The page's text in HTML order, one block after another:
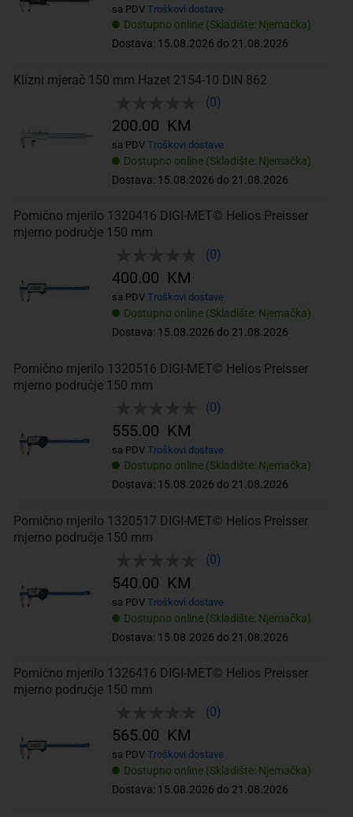
Dostupno online (Skladište: Njemačka)
Dostava: 15.08.2026 do 21.08.2026
sa PDV Troškovi dostave
Klizni mjerač 150 mm Hazet 2154-10 DIN 862
(0)
Dostupno online (Skladište: Njemačka)
Dostava: 15.08.2026 do 21.08.2026
200.00 KM
sa PDV Troškovi dostave
Pomično mjerilo 1320416 DIGI-MET© Helios Preisser
mjerno područje 150 mm
(0)
Dostupno online (Skladište: Njemačka)
Dostava: 15.08.2026 do 21.08.2026
400.00 KM
sa PDV Troškovi dostave
Pomično mjerilo 1320516 DIGI-MET© Helios Preisser
mjerno područje 150 mm
(0)
Dostupno online (Skladište: Njemačka)
Dostava: 15.08.2026 do 21.08.2026
555.00 KM
sa PDV Troškovi dostave
Pomično mjerilo 1320517 DIGI-MET© Helios Preisser
mjerno područje 150 mm
(0)
Dostupno online (Skladište: Njemačka)
Dostava: 15.08.2026 do 21.08.2026
540.00 KM
sa PDV Troškovi dostave
Pomično mjerilo 1326416 DIGI-MET© Helios Preisser
mjerno područje 150 mm
(0)
Dostupno online (Skladište: Njemačka)
Dostava: 15.08.2026 do 21.08.2026
565.00 KM
sa PDV Troškovi dostave